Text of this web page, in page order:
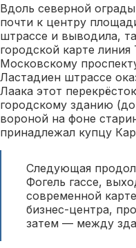
Вдоль северной
почти к центру
штрассе и выводила,
городской карте
Московскому
Ластадиен штрассе
Лаака этот
городскому зданию
вороной на фоне
принадлежал купцу
Следующая
Фогель гассе,
современной
бизнес-центра,
затем — между